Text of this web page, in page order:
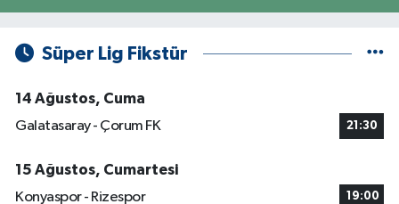
Süper Lig Fikstür
14 Ağustos, Cuma
Galatasaray - Çorum FK
21:30
15 Ağustos, Cumartesi
Konyaspor - Rizespor
19:00